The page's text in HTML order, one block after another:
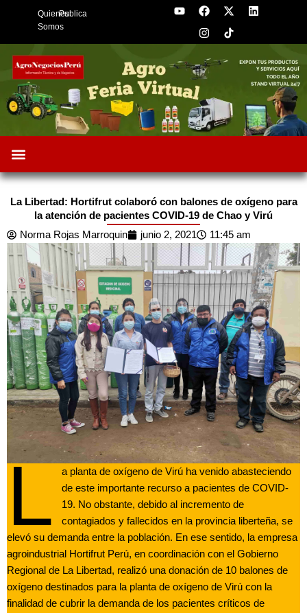
Quienes
Somos
Publica
Y
o
b
e
F
a
c
e
o
o
k
X
-
t
w
t
L
i
d
n
I
n
s
t
g
r
a
La Libertad: Hortifrut colaboró con balones de oxígeno para
la atención de pacientes COVID-19 de Chao y Virú
Norma Rojas Marroquin
junio 2, 2021 11:45 am
L
a planta de oxígeno de Virú ha venido abasteciendo
de este importante recurso a pacientes de COVID-
19. No obstante, debido al incremento de
contagiados y fallecidos en la provincia liberteña, se
elevó su demanda entre la población. En ese sentido, la empresa
agroindustrial Hortifrut Perú, en coordinación con el Gobierno
Regional de La Libertad, realizó una donación de 10 balones de
oxígeno destinados para la planta de oxígeno de Virú con la
finalidad de cubrir la demanda de los pacientes críticos de